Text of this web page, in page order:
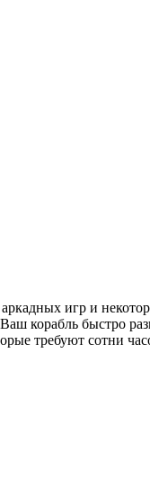
игр и
корабль быстро
требуют сотни